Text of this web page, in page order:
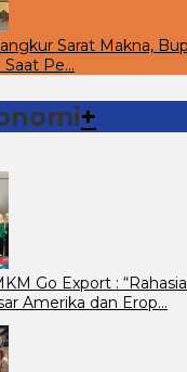
Sarat Makna,
Saat Pe…
+
Go Export :
Amerika dan Erop…